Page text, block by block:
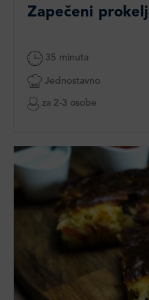
Zapečeni prokelj
35 minuta
Jednostavno
za 2-3 osobe